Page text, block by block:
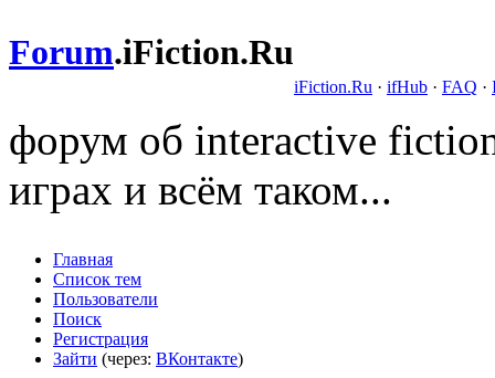
Forum.iFiction.Ru
iFiction.Ru · ifHub · FAQ ·
форум об interactive
играх и всём таком...
Главная
Список тем
Пользователи
Поиск
Регистрация
Зайти (через: ВКонтакте)